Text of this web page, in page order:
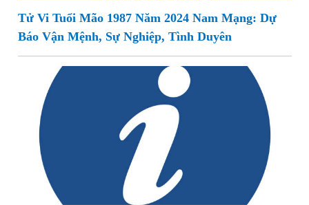
Tử Vi Tuổi Mão 1987 Năm 2024 Nam Mạng: Dự
Báo Vận Mệnh, Sự Nghiệp, Tình Duyên